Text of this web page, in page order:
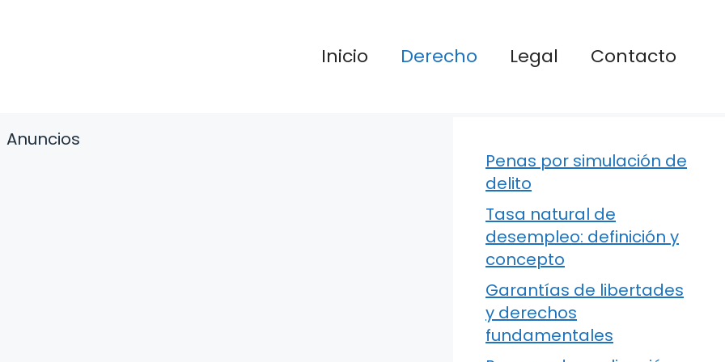
Inicio Derecho Legal Contacto
Anuncios
Penas por simulación de
delito
Tasa natural de
desempleo: definición y
concepto
Garantías de libertades
y derechos
fundamentales